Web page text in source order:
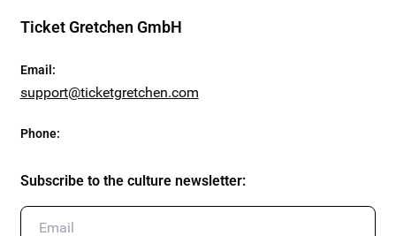
Ticket Gretchen GmbH
Email :
support@ticketgretchen.com
Phone:
Subscribe to the culture newsletter: